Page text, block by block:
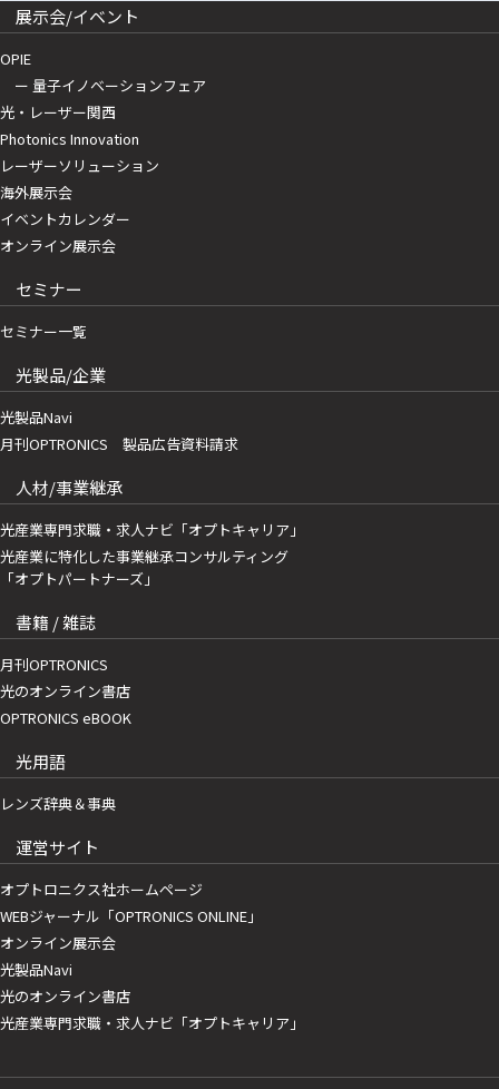
展示会/イベント
OPIE
ー 量子イノベーションフェア
光・レーザー関西
Photonics Innovation
レーザーソリューション
海外展示会
イベントカレンダー
オンライン展示会
セミナー
セミナー一覧
光製品/企業
光製品Navi
月刊OPTRONICS 製品広告資料請求
人材/事業継承
光産業専門求職・求人ナビ「オプトキャリア」
光産業に特化した事業継承コンサルティング
「オプトパートナーズ」
書籍 / 雑誌
月刊OPTRONICS
光のオンライン書店
OPTRONICS eBOOK
光用語
レンズ辞典＆事典
運営サイト
オプトロニクス社ホームページ
WEBジャーナル「OPTRONICS ONLINE」
オンライン展示会
光製品Navi
光のオンライン書店
光産業専門求職・求人ナビ「オプトキャリア」